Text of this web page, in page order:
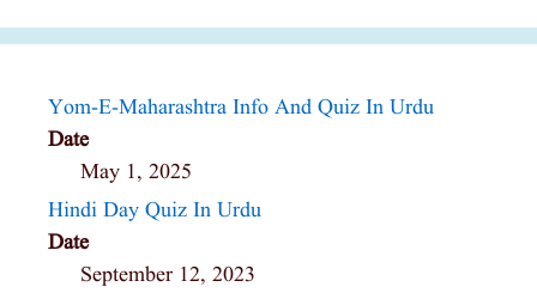
Yom-E-Maharashtra Info And Quiz In Urdu
Date
May 1, 2025
Hindi Day Quiz In Urdu
Date
September 12, 2023